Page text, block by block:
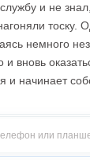
и не
тоску.
немного
вновь
начинает
или